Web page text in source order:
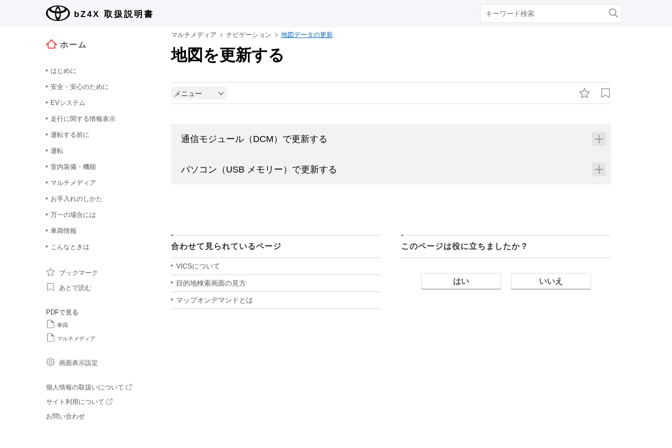
bZ4X 取扱説明書
ホーム
はじめに
安全・安心のために
EVシステム
走行に関する情報表示
運転する前に
運転
室内装備・機能
マルチメディア
お手入れのしかた
万一の場合には
車両情報
こんなときは
ブックマーク
あとで読む
PDFで見る
車両
マルチメディア
画面表示設定
個人情報の取扱いについて
サイト利用について
お問い合わせ
マルチメディア ナビゲーション 地図データの更新
地図を更新する
メニュー
通信モジュール（DCM）で更新する
パソコン（USB メモリー）で更新する
合わせて見られているページ
VICSについて
目的地検索画面の見方
マップオンデマンドとは
このページは役に立ちましたか？
はい いいえ